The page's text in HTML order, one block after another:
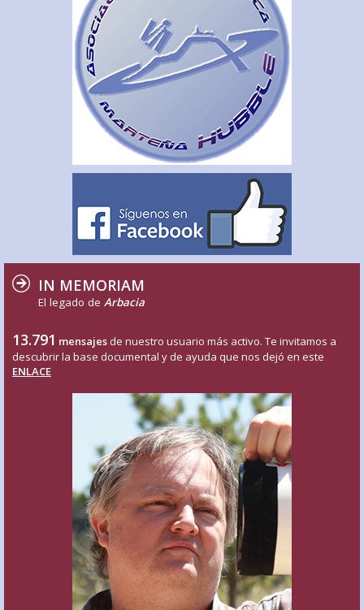
IN MEMORIAM
El legado de Arbacia
13.791 mensajes de nuestro usuario más activo. Te invitamos a
descubrir la base documental y de ayuda que nos dejó en este
ENLACE